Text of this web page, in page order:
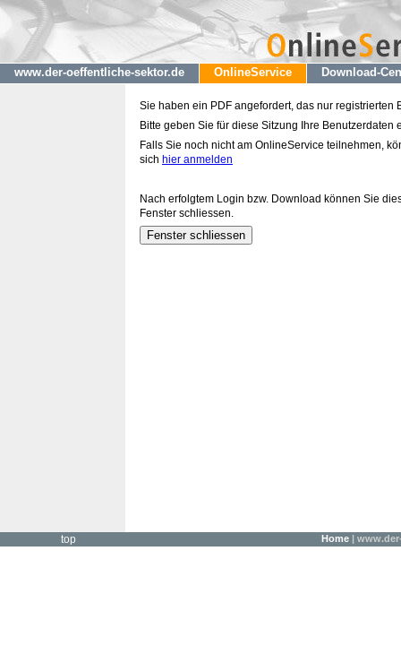
www.der-oeffentliche-sektor.de OnlineService Download-
Sie haben ein PDF angefordert, das nur registrierten
Bitte geben Sie für diese Sitzung Ihre Benutzerdaten
Falls Sie noch nicht am OnlineService teilnehmen,
sich hier anmelden
Nach erfolgtem Login bzw. Download können Sie
Fenster schliessen.
top Home|